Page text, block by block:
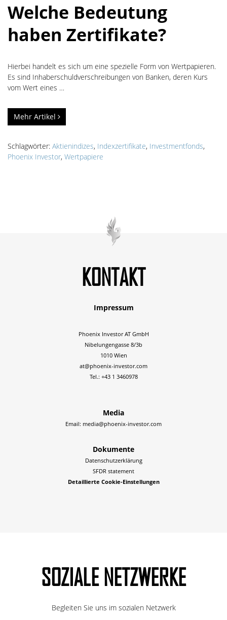
Welche Bedeutung
haben Zertifikate?
Hierbei handelt es sich um eine spezielle Form von Wertpapieren.
Es sind Inhaberschuldverschreibungen von Banken, deren Kurs
vom Wert eines …
Mehr Artikel
Schlagwörter: Aktienindizes, Indexzertifikate, Investmentfonds,
Phoenix Investor, Wertpapiere
KONTAKT
Impressum
Phoenix Investor AT GmbH
Nibelungengasse 8/3b
1010 Wien
at@phoenix-investor.com
Tel.: +43 1 3460978
Media
Email: media@phoenix-investor.com
Dokumente
Datenschutzerklärung
SFDR statement
Detaillierte Cookie-Einstellungen
SOZIALE NETZWERKE
Begleiten Sie uns im sozialen Netzwerk